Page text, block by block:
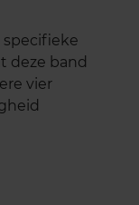
deze band
vier